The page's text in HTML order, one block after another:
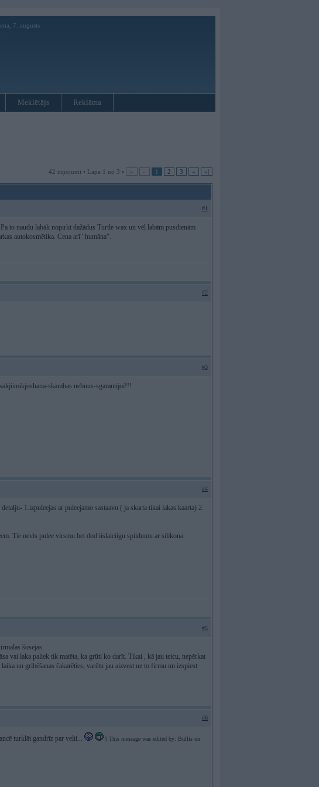
7. augusts
Meklētājs Reklāma
42 ziņojumi • Lapa 1 no 3 • |« « 1 2 3 » »|
#1
to naudu labāk nopirkt dažādus Turtle wax un vēl labām pusdienām
autokosmētika. Cena arī "humāna".
#2
#3
skambas nebuus-sgarantijoi!!!
#4
1.izpuleejas ar puleejamo sastaavu ( ja skarta tikai lakas kaarta) 2.
Tie nevis pulee virsmu bet dod iislaiciigu spiidumu ar silikona
#5
šosejas.
vai laka paliek tik matēta, ka grūti ko darīt. Tikai , kā jau teicu, nepērkat
un gribēšanas čakarēties, varētu jau aizvest uz to firmu un izspiest
#6
turklāt gandrīz par velti...
[ This message was edited by: Bullis on